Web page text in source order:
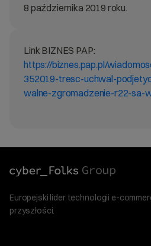
8 października 2019 roku.
Link BIZNES PAP:
https://biznes.pap.pl/
352019-tresc-uchwal-
walne-zgromadzenie-r22-sa-
Europejski lider technologii e-
przyszłości.